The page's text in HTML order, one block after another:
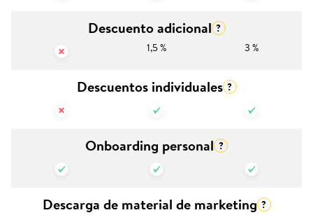
Descuento adicional ?
1,5 %
3 %
Descuentos individuales ?
Onboarding personal ?
Descarga de material de marketing ?